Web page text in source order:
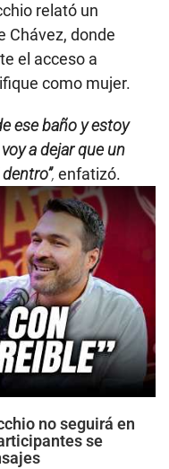
relató un
Chávez, donde
el acceso a
como mujer.
ese baño y estoy
a dejar que un
, enfatizó.
no seguirá en
se